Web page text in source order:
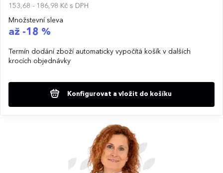
153,68 - 186,98 Kč s DPH
Množstevní sleva
až -18 %
Termín dodání zboží automaticky vypočítá košík v dalších
krocích objednávky
Konfigurovat a vložit do košíku